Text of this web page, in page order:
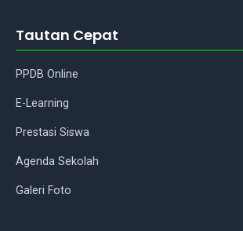
Tautan Cepat
PPDB Online
E-Learning
Prestasi Siswa
Agenda Sekolah
Galeri Foto
Assalamu'alaikum Wr.Wb.! Ada
yang bisa saya bantu tentang